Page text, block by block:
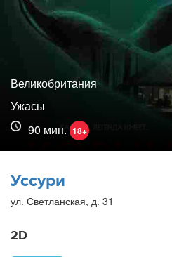
Великобритания
Ужасы
90 мин. 18+
Уссури
ул. Светланская, д. 31
2D